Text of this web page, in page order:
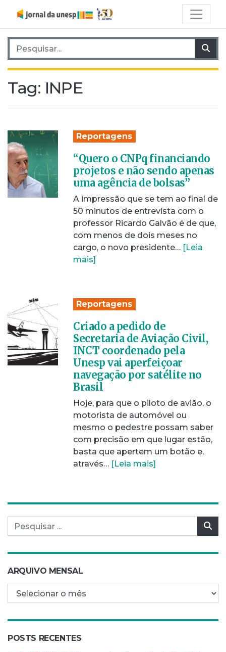
Pesquisar por:
Tag: INPE
Reportagens
“Quero o CNPq financiando
projetos e não sendo apenas
uma agência de bolsas”
A impressão que se tem ao final de
50 minutos de entrevista com o
professor Ricardo Galvão é de que,
com menos de dois meses no
cargo, o novo presidente… [Leia
mais]
Reportagens
Criado a pedido de
Secretaria de Aviação Civil,
INCT coordenado pela
Unesp vai aperfeiçoar
navegação por satélite no
Brasil
Hoje, para que o piloto de avião, o
motorista de automóvel ou
mesmo o pedestre possam saber
com precisão em que lugar estão,
basta que apertem um botão e,
através… [Leia mais]
Pesquisar por:
ARQUIVO MENSAL
Arquivo mensal
POSTS RECENTES